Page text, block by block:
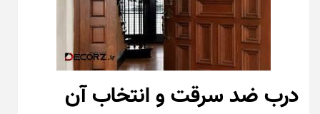
درب ضد سرقت و انتخاب آن